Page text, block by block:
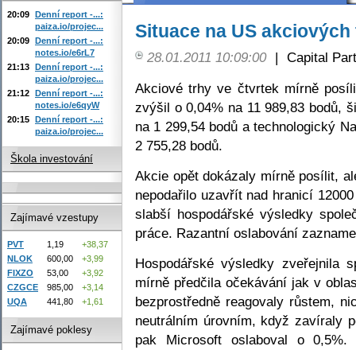
Situace na US akciových
28.01.2011 10:09:00 | Capital
Akciové trhy ve čtvrtek mírně
zvýšil o 0,04% na 11 989,83 bodů,
na 1 299,54 bodů a technologický
2 755,28 bodů.
Akcie opět dokázaly mírně posílit,
nepodařilo uzavřít nad hranicí
slabší hospodářské výsledky
práce. Razantní oslabování
Hospodářské výsledky zveřejnila
mírně předčila očekávání jak v
bezprostředně reagovaly růstem,
neutrálním úrovním, když zavíraly
pak Microsoft oslaboval o
20:09 Denní report -...:
paiza.io/projec...
20:09 Denní report -...:
notes.io/e6rL7
21:13 Denní report -...:
paiza.io/projec...
21:12 Denní report -...:
notes.io/e6qyW
20:15 Denní report -...:
paiza.io/projec...
Škola investování
Zajímavé vzestupy
PVT 1,19
+38,37
NLOK
600,00
+3,99
FIXZO
53,00
+3,92
CZGCE
985,00
+3,14
UQA
441,80 +1,61
Zajímavé poklesy